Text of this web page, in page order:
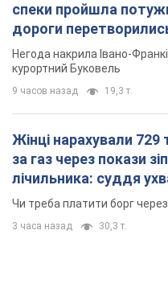
спеки пройшла
дороги
Відео
Негода накрила Івано-
курортний Буковель
9 часов назад 19,3 т.
Жінці нарахували 729
за газ через покази
лічильника: суддя
неочікуване рішення
Чи треба платити борг
3 часа назад 30,3 т.